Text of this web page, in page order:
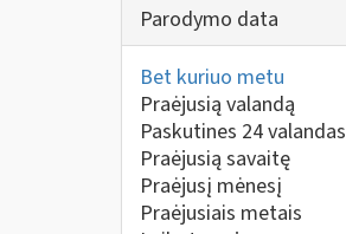
Parodymo data
Bet kuriuo metu
Praėjusią valandą
Paskutines 24 valandas
Praėjusią savaitę
Praėjusį mėnesį
Praėjusiais metais